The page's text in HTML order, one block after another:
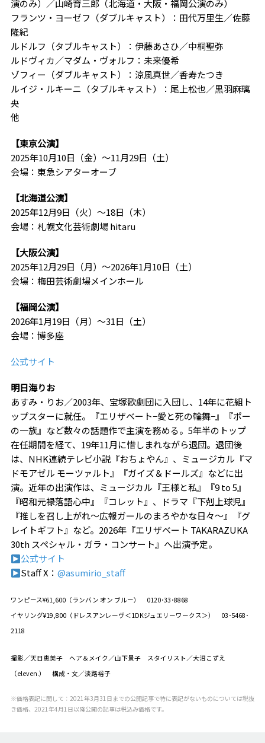
演のみ）／山崎育三郎（北海道・大阪・福岡公演のみ）
フランツ・ヨーゼフ（ダブルキャスト）：田代万里生／佐藤
隆紀
ルドルフ（タブルキャスト）：伊藤あさひ／中桐聖弥
ルドヴィカ／マダム・ヴォルフ：未来優希
ゾフィー（ダブルキャスト）：涼風真世／香寿たつき
ルイジ・ルキーニ（タブルキャスト）：尾上松也／黒羽麻璃
央
他
【東京公演】
2025年10月10日（金）～11月29日（土）
会場：東急シアターオーブ
【北海道公演】
2025年12月9日（火）～18日（木）
会場：札幌文化芸術劇場hitaru
【大阪公演】
2025年12月29日（月）～2026年1月10日（土）
会場：梅田芸術劇場メインホール
【福岡公演】
2026年1月19日（月）～31日（土）
会場：博多座
公式サイト
明日海りお
あすみ・りお／2003年、宝塚歌劇団に入団し、 14年に花組ト
ップスターに就任。『エリザベート−愛と死の輪舞−』『ポー
の一族』など数々の話題作で主演を務める。 5年半のトップ
在任期間を経て、 19年11月に惜しまれながら退団。退団後
は、 NHK連続テレビ小説『おちょやん』、ミュージカル『マ
ドモアゼル モーツァルト』『ガイズ＆ドールズ』などに出
演。近年の出演作は、ミュージカル『王様と私』『9 to 5』
『昭和元禄落語心中』『コレット』、ドラマ『下剋上球児』
『推しを召し上がれ～広報ガールのまろやかな日々～』『グ
レイトギフト』など。 2026年『エリザベート TAKARAZUKA
30thスペシャル・ガラ・コンサート』へ出演予定。
公式サイト
︎Staff X ： @asumirio_staff
ワンピース¥61,600（ランバン オン ブルー） 0120･33･8868
イヤリング¥19,800（ドレスアンレーヴ＜1DKジュエリーワークス＞） 03･5468･
2118
撮影／天日恵美子 ヘア＆メイク／山下景子 スタイリスト／大沼こずえ
（eleven.） 構成・文／淡路裕子
※価格表記に関して：2021年3月31日までの公開記事で特に表記がないものについては税抜
き価格、2021年4月1日以降公開の記事は税込み価格です。